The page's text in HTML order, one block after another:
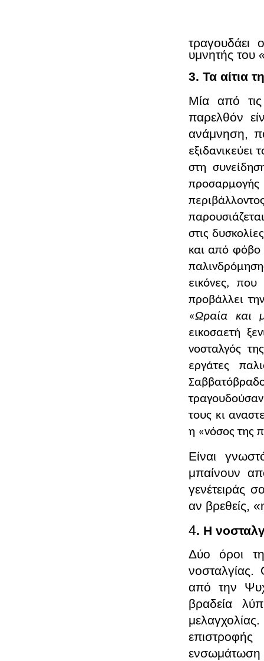
τραγουδάει
υμνητής του
3. Τα αίτια
Μία από τις
παρελθόν
ανάμνηση,
στη
στις
και από φόβο
εικόνες,
προβάλλει
«Ωραία και
εικοσαετή
νοσταλγός
εργάτες
τους κι
η «νόσος της
Είναι
μπαίνουν
γενέτειράς
αν βρεθείς,
4. Η
Δύο όροι
από την
βραδεία
ενσωμάτωση